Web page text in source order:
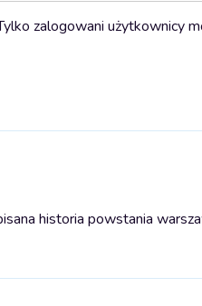
zalogowani użytkownicy
historia powstania